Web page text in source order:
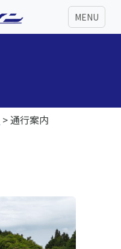
MENU
>通行案内